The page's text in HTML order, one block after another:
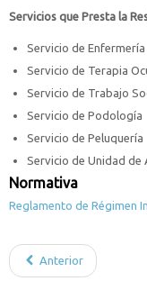
Servicios que Presta la
Servicio de Enfermería
Servicio de Terapia
Servicio de Trabajo
Servicio de Podología
Servicio de Peluquería
Servicio de Unidad de
Normativa
Reglamento de Régimen
Anterior